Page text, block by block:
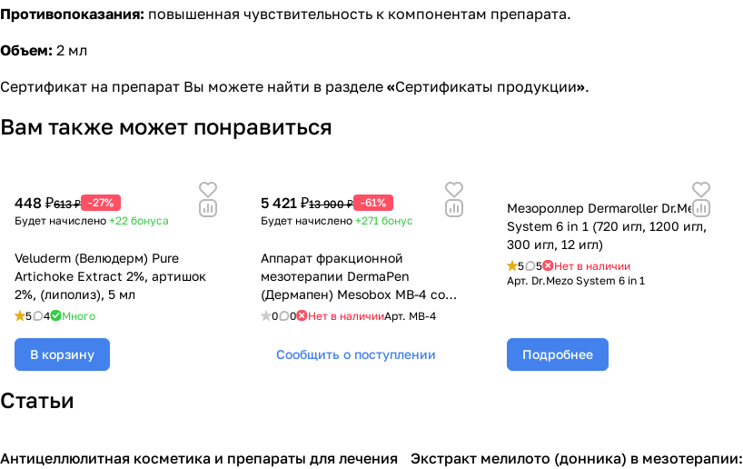
Противопоказания: повышенная чувствительность к компонентам препарата.
Объем: 2 мл
​Сертификат на препарат Вы можете найти в разделе «Сертификаты продукции».
Вам также может понравиться
448 ₽613 ₽ -27%
Будет начислено +22 бонуса
Veluderm (Велюдерм) Pure
Artichoke Extract 2%, артишок
2%, (липолиз), 5 мл
5 4 Много
В корзину
5 421 ₽13 900 ₽ -61%
Будет начислено +271 бонус
Аппарат фракционной
мезотерапии DermaPen
(Дермапен) Mesobox MB-4 со
встроенным аккумулятором
0 0 Нет в наличииАрт. MB-4
Сообщить о поступлении
Мезороллер Dermaroller Dr.Mezo
System 6 in 1 (720 игл, 1200 игл,
300 игл, 12 игл)
5 5
Нет в наличии
Арт. Dr.Mezo System 6 in 1
Подробнее
Статьи
Уход за телом
Антицеллюлитная косметика и препараты для лечения
Микроигольчатая терапия (мезороллер)
Экстракт мелилото (донника) в мезотерапии: